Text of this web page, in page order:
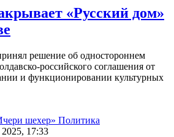
«Русский дом»
решение об одностороннем
российского соглашения от
и функционировании культурных
Политика
17:33